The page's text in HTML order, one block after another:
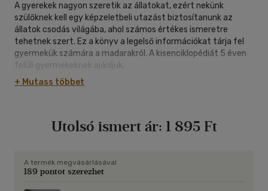
A gyerekek nagyon szeretik az állatokat, ezért nekünk
szülőknek kell egy képzeletbeli utazást biztosítanunk az
állatok csodás világába, ahol számos értékes ismeretre
tehetnek szert. Ez a könyv a legelső információkat tárja fel
gyermekük számára a madarakról. A kisenciklopédiát 5 éven
felüli gyermekeknek ajánljuk.
+ Mutass többet
Utolsó ismert ár: 1 895 Ft
A termék megvásárlásával
189 pontot szerezhet